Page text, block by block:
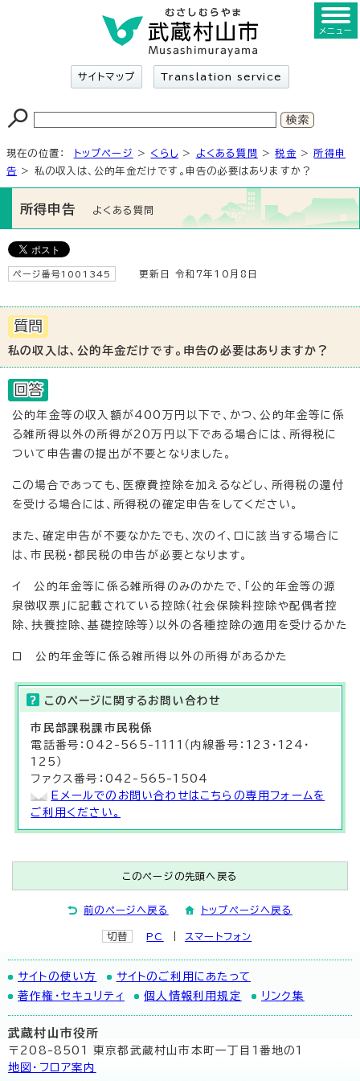
サイトマップ Translation service
メニュー
現在の位置： トップページ > くらし > よくある質問 >税金>所得申
告 > 私の収入は、公的年金だけです。申告の必要はありますか？
所得申告 よくある質問
ページ番号1001345 更新日 令和7年10月8日
私の収入は、公的年金だけです。申告の必要はありますか？
公的年金等の収入額が400万円以下で、かつ、公的年金等に係
る雑所得以外の所得が20万円以下である場合には、所得税に
ついて申告書の提出が不要となりました。
この場合であっても、医療費控除を加えるなどし、所得税の還付
を受ける場合には、所得税の確定申告をしてください。
また、確定申告が不要なかたでも、次のイ、ロに該当する場合に
は、市民税・都民税の申告が必要となります。
イ 公的年金等に係る雑所得のみのかたで、「公的年金等の源
泉徴収票」に記載されている控除（社会保険料控除や配偶者控
除、扶養控除、基礎控除等）以外の各種控除の適用を受けるかた
ロ 公的年金等に係る雑所得以外の所得があるかた
このページに関する お問い合わせ
市民部課税課 市民税係
電話番号：042-565-1111（内線番号：123・124・
125）
ファクス番号：042-565-1504
Eメールでのお問い合わせはこちらの専用フォームを
ご利用ください。
このページの先頭へ戻る
前のページへ戻る トップページへ戻る
切替 PC スマートフォン
サイトの使い方
サイトのご利用にあたって
著作権・セキュリティ
個人情報利用規定 リンク集
武蔵村山市役所
〒208-8501 東京都武蔵村山市本町一丁目1番地の1
地図･フロア案内